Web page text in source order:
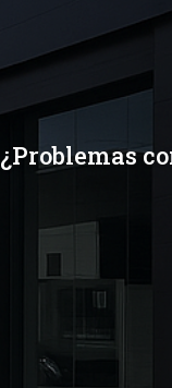
¿Problemas